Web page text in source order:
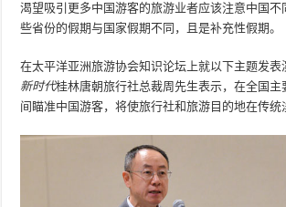
渴望吸引更多中国游客的旅游业者应该注意中国不
些省份的假期与国家假期不同，且是补​​充性假期。
在太平洋亚洲旅游协会知识论坛上就以下主题发表
新时代桂林唐朝旅行社总裁周先生表示，在全国主
间瞄准中国游客，将使旅行社和旅游目的地在传统